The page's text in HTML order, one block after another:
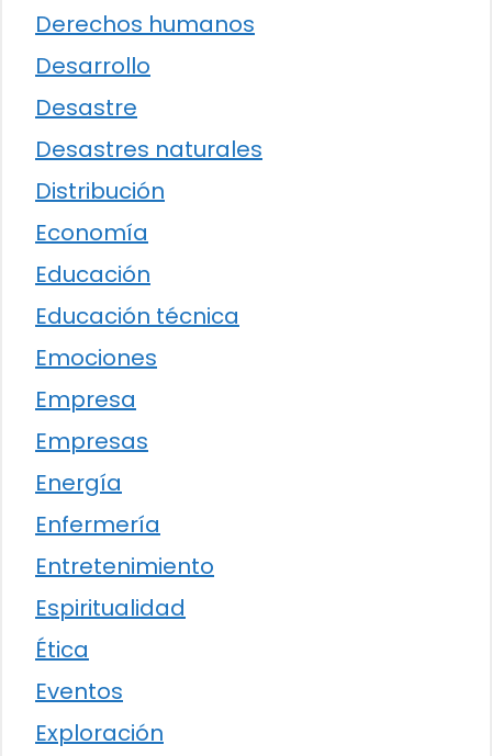
Derechos humanos
Desarrollo
Desastre
Desastres naturales
Distribución
Economía
Educación
Educación técnica
Emociones
Empresa
Empresas
Energía
Enfermería
Entretenimiento
Espiritualidad
Ética
Eventos
Exploración